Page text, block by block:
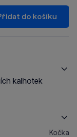
do košíku
kalhotek
Kočka